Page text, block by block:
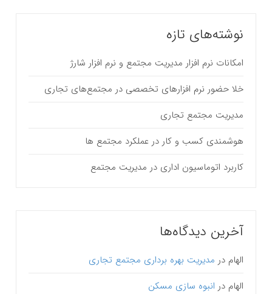
نوشته‌های تازه
امکانات نرم افزار مدیریت مجتمع و نرم افزار شارژ
خلا حضور نرم افزارهای تخصصی در مجتمع‌های تجاری
مدیریت مجتمع تجاری
هوشمندی کسب و کار در عملکرد مجتمع ها
کاربرد اتوماسیون اداری در مدیریت مجتمع
آخرین دیدگاه‌ها
الهام در مدیریت بهره برداری مجتمع تجاری
الهام در انبوه سازی مسکن